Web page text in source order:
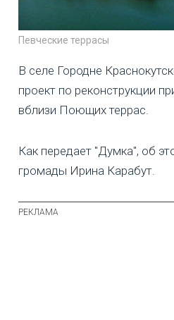
Певческие террасы
В селе Городне
проект по реконструкции
вблизи Поющих террас.
Как передает "Думка", об
громады Ирина Карабут.